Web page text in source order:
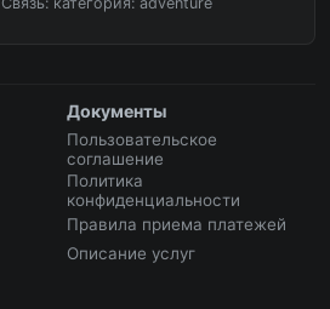
Документы
Пользовательское
соглашение
Политика
конфиденциальности
Правила приема платежей
Описание услуг